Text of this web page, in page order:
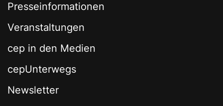
Presseinformationen
Veranstaltungen
cep in den Medien
cepUnterwegs
Newsletter